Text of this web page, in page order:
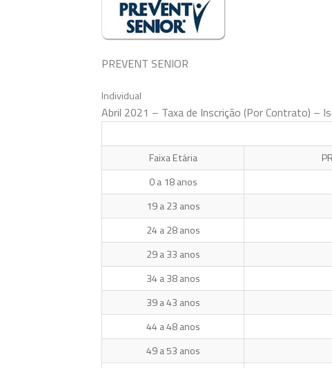
PREVENT SENIOR
Individual
Abril 2021 – Taxa de Inscrição (Por Contrato) –
Faixa Etária
0 a 18 anos
19 a 23 anos
24 a 28 anos
29 a 33 anos
34 a 38 anos
39 a 43 anos
44 a 48 anos
49 a 53 anos